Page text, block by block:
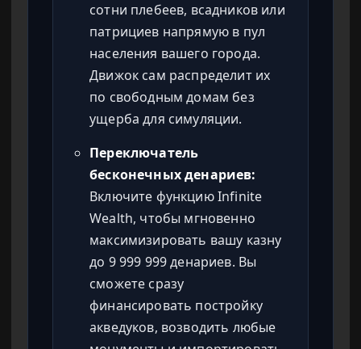
сотни плебеев, всадников или
патрициев напрямую в пул
населения вашего города.
Движок сам распределит их
по свободным домам без
ущерба для симуляции.
Переключатель
бесконечных денариев:
Включите функцию Infinite
Wealth, чтобы мгновенно
максимизировать вашу казну
до 9 999 999 денариев. Вы
сможете сразу
финансировать постройку
акведуков, возводить любые